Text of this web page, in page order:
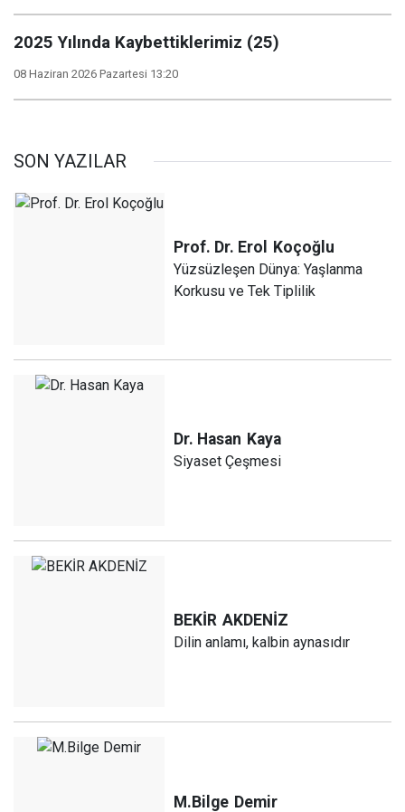
2025 Yılında Kaybettiklerimiz (25)
08 Haziran 2026 Pazartesi 13:20
SON YAZILAR
Prof. Dr. Erol Koçoğlu
Yüzsüzleşen Dünya: Yaşlanma
Korkusu ve Tek Tiplilik
Dr. Hasan Kaya
Siyaset Çeşmesi
BEKİR AKDENİZ
Dilin anlamı, kalbin aynasıdır
M.Bilge Demir